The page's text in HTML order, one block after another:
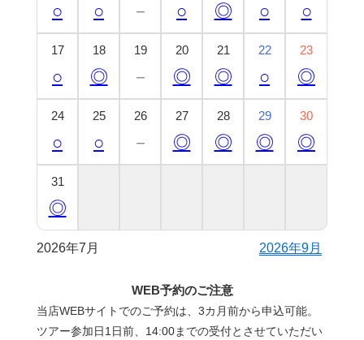
WEB予約のご注意
当店WEBサイトでのご予約は、3カ月前から申込可能。
ツアー参加日1日前、14:00までの受付とさせていただい
○ ○ － ○ ◎ ○ ○
17
○
18
◎
19
－
20
◎
21
◎
22
○
23
◎
24
○
25
○
26
－
27
◎
28
◎
29
◎
30
◎
31
◎
2026年7月 2026年9月